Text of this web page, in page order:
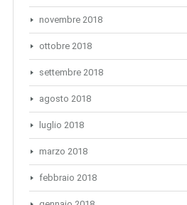
novembre 2018
ottobre 2018
settembre 2018
agosto 2018
luglio 2018
marzo 2018
febbraio 2018